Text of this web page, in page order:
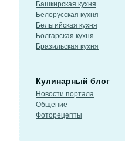
Башкирская кухня
Белорусская кухня
Бельгийская кухня
Болгарская кухня
Бразильская кухня
Кулинарный блог
Новости портала
Общение
Фоторецепты